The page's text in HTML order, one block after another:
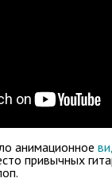
анимационное
привычных